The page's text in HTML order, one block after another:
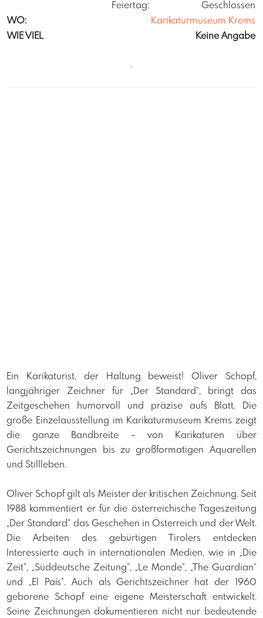
Feiertag:
Geschlossen
WO:
Karikaturmuseum Krems
WIE VIEL
Keine Angabe
´
Ein Karikaturist, der Haltung beweist! Oliver Schopf,
langjähriger Zeichner für „Der Standard“, bringt das
Zeitgeschehen humorvoll und präzise aufs Blatt. Die
große Einzelausstellung im Karikaturmuseum Krems zeigt
die ganze Bandbreite – von Karikaturen über
Gerichtszeichnungen bis zu großformatigen Aquarellen
und Stillleben.
Oliver Schopf gilt als Meister der kritischen Zeichnung. Seit
1988 kommentiert er für die österreichische Tageszeitung
„Der Standard“ das Geschehen in Österreich und der Welt.
Die Arbeiten des gebürtigen Tirolers entdecken
Interessierte auch in internationalen Medien, wie in „Die
Zeit“, „Süddeutsche Zeitung“, „Le Monde“, „The Guardian“
und „El País“. Auch als Gerichtszeichner hat der 1960
geborene Schopf eine eigene Meisterschaft entwickelt.
Seine Zeichnungen dokumentieren nicht nur bedeutende